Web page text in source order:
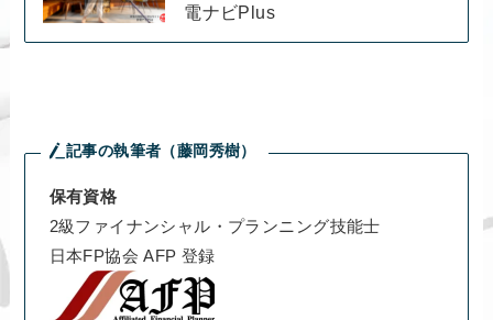
電ナビPlus
記事の執筆者（藤岡秀樹）
保有資格
2級ファイナンシャル・プランニング技能士
日本FP協会 AFP 登録